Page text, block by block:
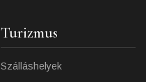
Turizmus
Szálláshelyek